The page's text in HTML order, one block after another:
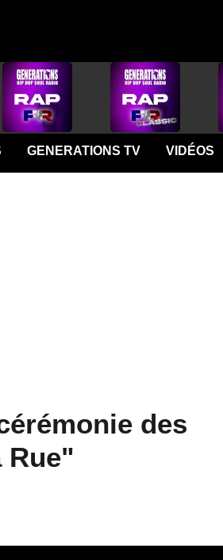
GENERATIONS TV VIDÉOS
des
Rue"